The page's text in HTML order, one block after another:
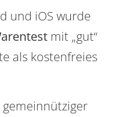
und iOS wurde
mit „gut“
als kostenfreies
gemeinnütziger